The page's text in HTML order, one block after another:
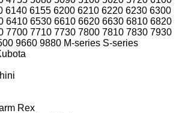
6140 6155 6200 6210 6220 6230 6300
6410 6530 6610 6620 6630 6810 6820
7700 7710 7730 7800 7810 7830 7930
9660 9880 M-series S-series
Rex